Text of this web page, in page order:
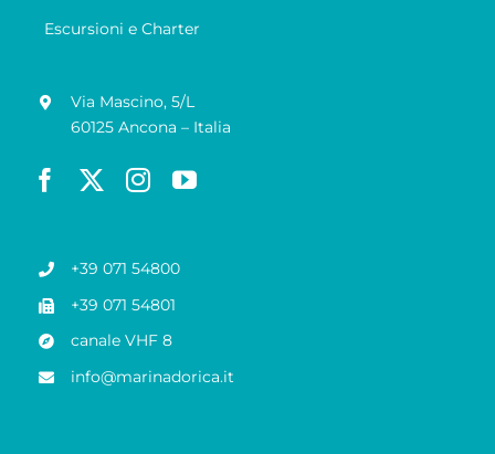
Escursioni e Charter
Via Mascino, 5/L
60125 Ancona – Italia
+39 071 54800
+39 071 54801
canale VHF 8
info@marinadorica.it